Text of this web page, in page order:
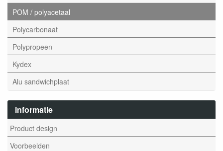
POM / polyacetaal
Polycarbonaat
Polypropeen
Kydex
Alu sandwichplaat
informatie
Product design
Voorbeelden